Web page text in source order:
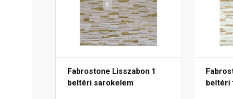
Fabrostone Lisszabon 1
beltéri sarokelem
beltéri